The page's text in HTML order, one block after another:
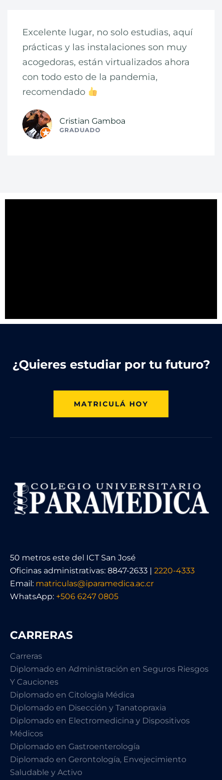
Excelente lugar, no solo estudias, aquí
prácticas y las instalaciones son muy
acogedoras, están virtualizados ahora
con todo esto de la pandemia,
recomendado
Cristian Gamboa
GRADUADO
¿Quieres estudiar por tu futuro?
MATRICULÁ HOY
50 metros este del ICT San José
Oficinas administrativas: 8847-2633 | 2220-4333
Email: matriculas@iparamedica.ac.cr
WhatsApp: +506 6247 0805
CARRERAS
Carreras
Diplomado en Administración en Seguros Riesgos
Y Cauciones
Diplomado en Citología Médica
Diplomado en Disección y Tanatopraxia
Diplomado en Electromedicina y Dispositivos
Médicos
Diplomado en Gastroenterología
Diplomado en Gerontología, Envejecimiento
Saludable y Activo